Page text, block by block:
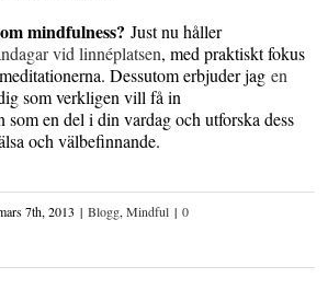
mindfulness? Just nu håller
vid linnéplatsen, med praktiskt fokus
Dessutom erbjuder jag en
som verkligen vill få in
som en del i din vardag och utforska dess
och välbefinnande.
7th, 2013 | Blogg, Mindful | 0